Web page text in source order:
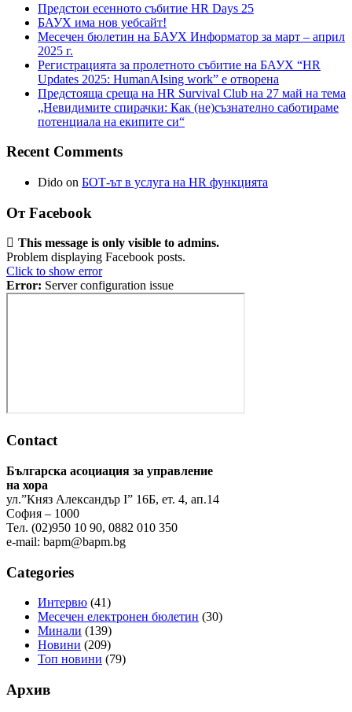
Предстои есенното събитие HR Days 25
БАУХ има нов уебсайт!
Месечен бюлетин на БАУХ Информатор за март – април
2025 г.
Регистрацията за пролетното събитие на БАУХ “HR
Updates 2025: HumanAIsing work” е отворена
Предстояща среща на HR Survival Club на 27 май на тема
„Невидимите спирачки: Как (не)съзнателно саботираме
потенциала на екипите си“
Recent Comments
Dido on БОТ-ът в услуга на HR функцията
От Facebook
This message is only visible to admins.
Problem displaying Facebook posts.
Click to show error
Error: Server configuration issue
Contact
Българска асоциация за управление
на хора
ул.”Княз Александър І” 16Б, ет. 4, ап.14
София – 1000
Тел. (02)950 10 90, 0882 010 350
e-mail: bapm@bapm.bg
Categories
Интервю (41)
Месечен електронен бюлетин (30)
Минали (139)
Новини (209)
Топ новини (79)
Архив